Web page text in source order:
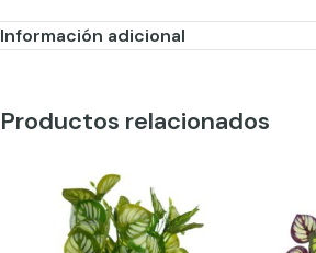
Información adicional
Productos relacionados